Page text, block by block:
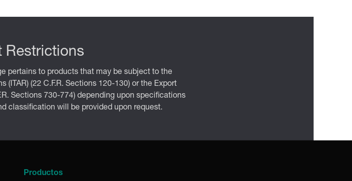
Restrictions
pertains to products that may be subject to the
(ITAR) (22 C.F.R. Sections 120-130) or the Export
Sections 730-774) depending upon specifications
classification will be provided upon request.
Productos